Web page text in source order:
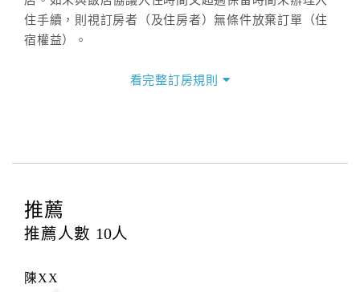
住手續，則視訂房者（及住房者）無條件放棄訂單（住
宿權益）。
四、訂單異動
未提出申辦不得異動訂單。
每筆訂單異動限定
辦理取消退款。
房者應補足差額。（限原訂飯店）
看完整訂房規則
推薦
推薦人數 10人
陳XX